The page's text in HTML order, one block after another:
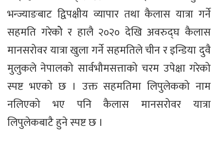
भन्ज्याङबाट द्विपक्षीय व्यापार तथा कैलास यात्रा गर्ने
सहमति गरेकोे र हालै २०२० देखि अवरुद्घ कैलास
मानसरोवर यात्रा खुला गर्ने सहमतिले चीन र इन्डिया दुवै
मुलुकले नेपालको सार्वभौमसत्ताको चरम उपेक्षा गरेको
स्पष्ट भएको छ । उक्त सहमतिमा लिपुलेकको नाम
नलिएको भए पनि कैलास मानसरोवर यात्रा
लिपुलेकबाटै हुने स्पष्ट छ ।